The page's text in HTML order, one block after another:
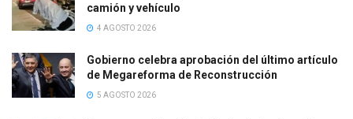
camión y vehículo
4 AGOSTO 2026
Gobierno celebra aprobación del último artículo
de Megareforma de Reconstrucción
5 AGOSTO 2026